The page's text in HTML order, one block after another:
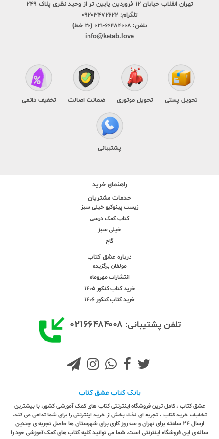
تهران انقلاب خیابان ۱۲ فروردین پایین تر از وحید نظری پلاک ۲۴۹
تلگرام: ۰۹۲۰۳۴۷۲۶۲۲
تلفن: ۶۶۴۸۴۰۰۸-۰۲۱ (۲۰ خط)
info@ketab.love
تحویل پستی تحویل موتوری ضمانت اصالت تخفیف دائمی
پشتیبانی
راهنمای خرید
خدمات مشتریان
زیست پینوکیو خیلی سبز
کتاب کمک درسی
خیلی سبز
گاج
درباره عشق کتاب
مولفان برگزیده
انتشارات مهروماه
خرید کتاب کنکور 1405
خرید کتاب کنکور 1406
تلفن پشتیبانی: ۰۲۱۶۶۴۸۴۰۰۸
بانک کتاب عشق کتاب
عشق کتاب ، کامل ترین فروشگاه اینترنتی کتاب های کمک آموزشی کشور، با بیشترین
تخفیف خرید کتاب ، تجربه ای لذت بخش از خرید اینترنتی را برای شما تداعی می کند.
ارسال ٢٤ ساعته برای تهران و سه روز کاری برای شهرستان ها حاصل تجربه ی چندین
ساله ی این فروشگاه اینترنتی است. شما می توانید کلیه کتاب های کمک آموزشی خود را